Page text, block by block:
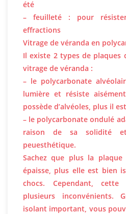
été
– feuilleté : pour
effractions
Vitrage de véranda en
Il existe 2 types de plaques
vitrage de véranda :
– le polycarbonate
lumière et résiste
possède d’alvéoles, plus il
– le polycarbonate ondulé
raison de sa solidité
peuesthétique.
Sachez que plus la
épaisse, plus elle est bien
chocs. Cependant,
plusieurs inconvénients.
isolant important, vous